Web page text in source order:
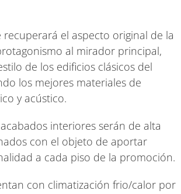
recuperará el aspecto original de la
al mirador principal,
de los edificios clásicos del
los mejores materiales de
y acústico.
interiores serán de alta
con el objeto de aportar
a cada piso de la promoción.
con climatización frio/calor por